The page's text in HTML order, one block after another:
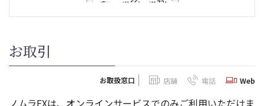
お取引
お取扱窓口 店舗 電話 Web